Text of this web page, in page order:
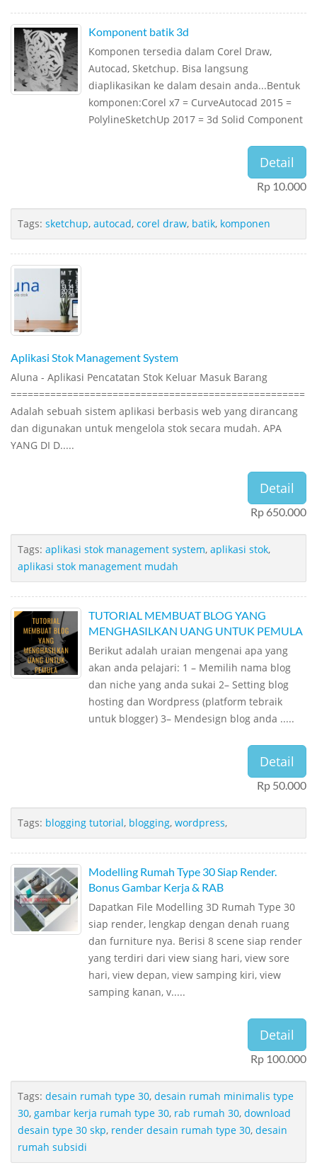
Komponent batik 3d
Komponen tersedia dalam Corel Draw,
Autocad, Sketchup. Bisa langsung
diaplikasikan ke dalam desain anda...Bentuk
komponen:Corel x7 = CurveAutocad 2015 =
PolylineSketchUp 2017 = 3d Solid Component
Detail
Rp 10.000
Tags: sketchup, autocad, corel draw, batik, komponen
Aplikasi Stok Management System
Aluna - Aplikasi Pencatatan Stok Keluar Masuk Barang
====================================================
Adalah sebuah sistem aplikasi berbasis web yang dirancang
dan digunakan untuk mengelola stok secara mudah. APA
YANG DI D.....
Detail
Rp 650.000
Tags: aplikasi stok management system, aplikasi stok,
aplikasi stok management mudah
TUTORIAL MEMBUAT BLOG YANG
MENGHASILKAN UANG UNTUK PEMULA
Berikut adalah uraian mengenai apa yang
akan anda pelajari: 1 – Memilih nama blog
dan niche yang anda sukai 2– Setting blog
hosting dan Wordpress (platform tebraik
untuk blogger) 3– Mendesign blog anda .....
Detail
Rp 50.000
Tags: blogging tutorial, blogging, wordpress,
Modelling Rumah Type 30 Siap Render.
Bonus Gambar Kerja & RAB
Dapatkan File Modelling 3D Rumah Type 30
siap render, lengkap dengan denah ruang
dan furniture nya. Berisi 8 scene siap render
yang terdiri dari view siang hari, view sore
hari, view depan, view samping kiri, view
samping kanan, v.....
Detail
Rp 100.000
Tags: desain rumah type 30, desain rumah minimalis type
30, gambar kerja rumah type 30, rab rumah 30, download
desain type 30 skp, render desain rumah type 30, desain
rumah subsidi